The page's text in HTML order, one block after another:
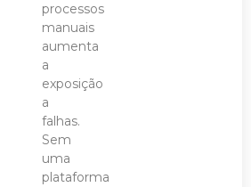
processos
manuais
aumenta
a
exposição
a
falhas.
Sem
uma
plataforma